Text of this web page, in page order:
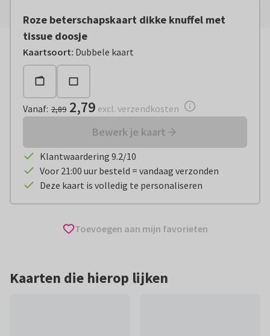
Roze beterschapskaart dikke knuffel met
tissue doosje
Kaartsoort: Dubbele kaart
Vanaf:€ 2,79 excl. verzendkosten
Vanaf: 2,89 2,79 excl. verzendkosten
Bewerk je kaart
Klantwaardering 9.2/10
Voor 21:00 uur besteld = vandaag verzonden
Deze kaart is volledig te personaliseren
Toevoegen aan mijn favorieten
Kaarten die hierop lijken